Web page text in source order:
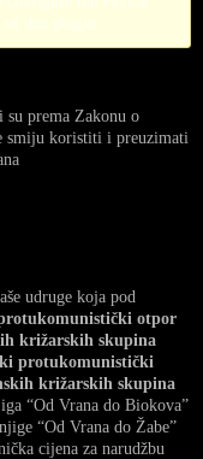
su prema Zakonu o
smiju koristiti i preuzimati
udruge koja pod
otpor
križarskih skupina
protukomunistički
križarskih skupina
“Od Vrana do Biokova”
“Od Vrana do Žabe”
cijena za narudžbu